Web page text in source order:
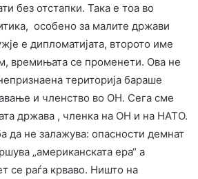
без отстапки. Така е тоа во
особено за малите држави
е дипломатијата, второто име
времињата се променети. Ова не
територија бараше
и членство во ОН. Сега сме
држава , членка на ОН и на НАТО.
да не залажува: опасности демнат
„американската ера“ а
се раѓа крваво. Ништо на